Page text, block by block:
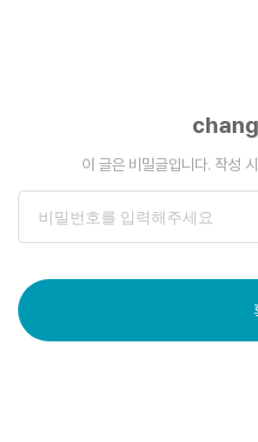
이 글은 비밀글입니다. 작성